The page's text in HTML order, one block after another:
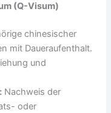
(Q-Visum)
chinesischer
mit Daueraufenthalt.
und
Nachweis der
oder